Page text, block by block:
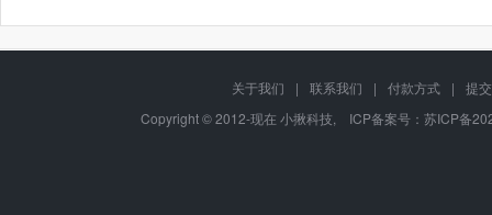
关于我们 | 联系我们 | 付款方式 |
提
Copyright © 2012-现在 小揪科技, ICP备案号： 苏ICP备